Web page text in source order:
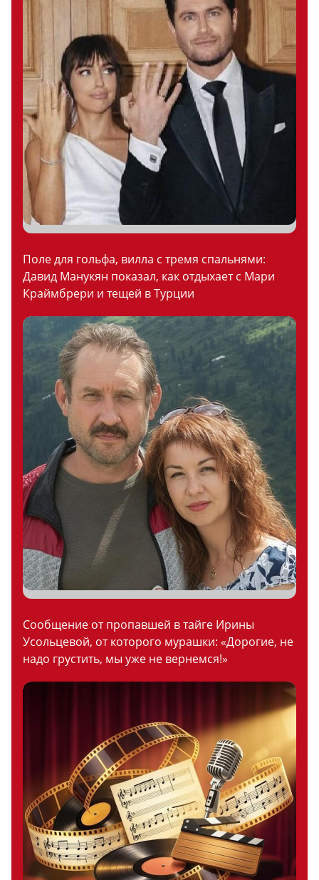
Поле для гольфа, вилла с тремя спальнями:
Давид Манукян показал, как отдыхает с Мари
Краймбрери и тещей в Турции
Сообщение от пропавшей в тайге Ирины
Усольцевой, от которого мурашки: «Дорогие, не
надо грустить, мы уже не вернемся!»